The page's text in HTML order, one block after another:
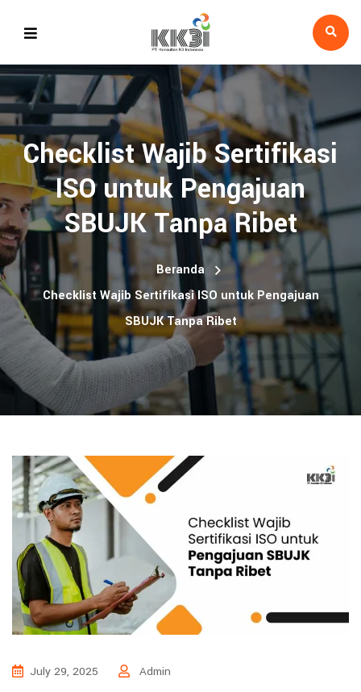
Checklist Wajib Sertifikasi
ISO untuk Pengajuan
SBUJK Tanpa Ribet
Beranda
Checklist Wajib Sertifikasi ISO untuk Pengajuan
SBUJK Tanpa Ribet
July 29, 2025 Admin